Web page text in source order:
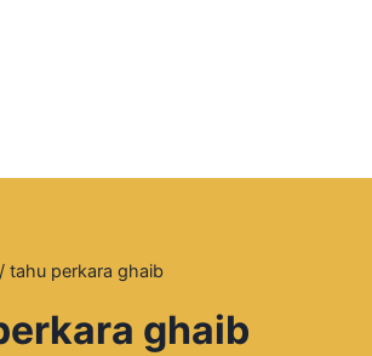
/ tahu perkara ghaib
ghaib